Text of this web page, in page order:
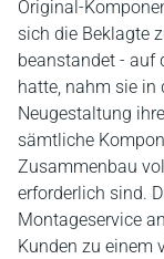
Original-
sich die Beklagte
beanstandet - auf
hatte, nahm sie in
Neugestaltung
sämtliche
Zusammenbau
erforderlich sind.
Montageservice
Kunden zu einem